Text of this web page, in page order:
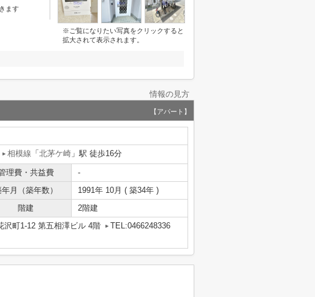
ます
※ご覧になりたい写真をクリックすると
拡大されて表示されます。
情報の見方
【アパート】
相模線 「 北茅ケ崎 」駅 徒歩16分
理費・共益費
-
月（築年数）
1991年 10月 ( 築34年 )
階建 2階建
沢町1-12 第五相澤ビル 4階
TEL:0466248336